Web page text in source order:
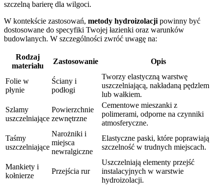
szczelną barierę dla wilgoci.
W kontekście zastosowań, metody hydroizolacji powinny być
dostosowane do specyfiki Twojej łazienki oraz warunków
budowlanych. W szczególności zwróć uwagę na:
Rodzaj
materiału
Zastosowanie Opis
Folie w
płynie
Ściany i
podłogi
Tworzy elastyczną warstwę
uszczelniającą, nakładaną pędzlem
lub wałkiem.
Szlamy
uszczelniające
Powierzchnie
zewnętrzne
Cementowe mieszanki z
polimerami, odporne na czynniki
atmosferyczne.
Taśmy
uszczelniające
Narożniki i
miejsca
newralgiczne
Elastyczne paski, które poprawiają
szczelność w trudnych miejscach.
Mankiety i
kołnierze
Przejścia rur
Uszczelniają elementy przejść
instalacyjnych w warstwie
hydroizolacji.